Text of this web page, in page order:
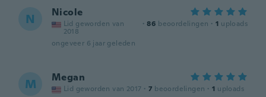
N Nicole
Lid geworden van
2018
· 86 beoordelingen · 1 uploads
ongeveer 6 jaar geleden
M Megan
Lid geworden van 2017 · 7 beoordelingen · 1 uploads